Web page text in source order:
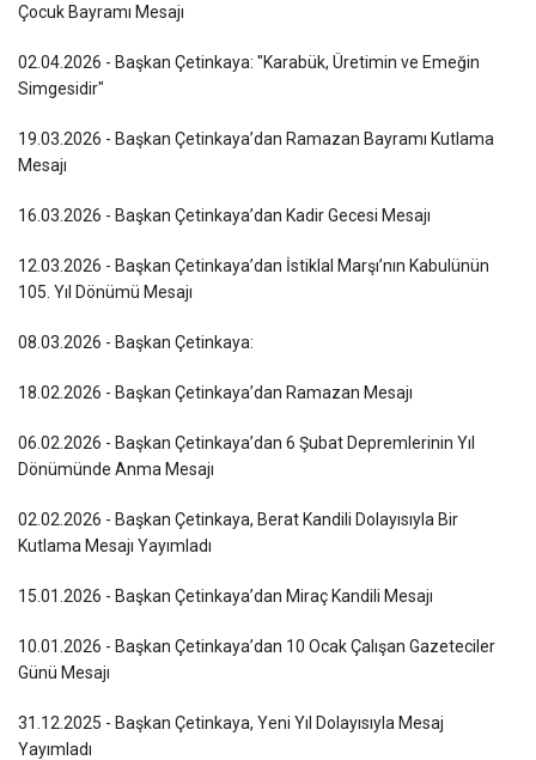
Çocuk Bayramı Mesajı
02.04.2026 - Başkan Çetinkaya: "Karabük, Üretimin ve Emeğin
Simgesidir"
19.03.2026 - Başkan Çetinkaya’dan Ramazan Bayramı Kutlama
Mesajı
16.03.2026 - Başkan Çetinkaya’dan Kadir Gecesi Mesajı
12.03.2026 - Başkan Çetinkaya’dan İstiklal Marşı’nın Kabulünün
105. Yıl Dönümü Mesajı
08.03.2026 - Başkan Çetinkaya:
18.02.2026 - Başkan Çetinkaya’dan Ramazan Mesajı
06.02.2026 - Başkan Çetinkaya’dan 6 Şubat Depremlerinin Yıl
Dönümünde Anma Mesajı
02.02.2026 - Başkan Çetinkaya, Berat Kandili Dolayısıyla Bir
Kutlama Mesajı Yayımladı
15.01.2026 - Başkan Çetinkaya’dan Miraç Kandili Mesajı
10.01.2026 - Başkan Çetinkaya’dan 10 Ocak Çalışan Gazeteciler
Günü Mesajı
31.12.2025 - Başkan Çetinkaya, Yeni Yıl Dolayısıyla Mesaj
Yayımladı